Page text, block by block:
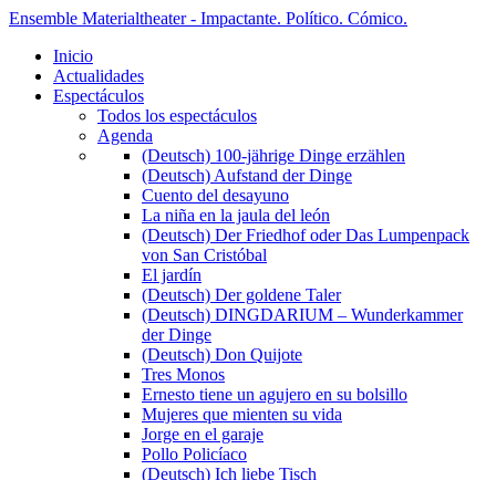
Ensemble Materialtheater - Impactante. Político. Cómico.
Inicio
Actualidades
Espectáculos
Todos los espectáculos
Agenda
(Deutsch) 100-jährige Dinge erzählen
(Deutsch) Aufstand der Dinge
Cuento del desayuno
La niña en la jaula del león
(Deutsch) Der Friedhof oder Das Lumpenpack
von San Cristóbal
El jardín
(Deutsch) Der goldene Taler
(Deutsch) DINGDARIUM – Wunderkammer
der Dinge
(Deutsch) Don Quijote
Tres Monos
Ernesto tiene un agujero en su bolsillo
Mujeres que mienten su vida
Jorge en el garaje
Pollo Policíaco
(Deutsch) Ich liebe Tisch